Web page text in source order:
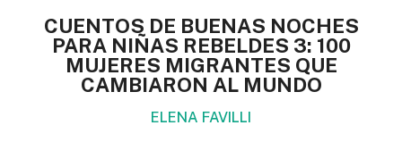
CUENTOS DE BUENAS NOCHES
PARA NIÑAS REBELDES 3: 100
MUJERES MIGRANTES QUE
CAMBIARON AL MUNDO
ELENA FAVILLI